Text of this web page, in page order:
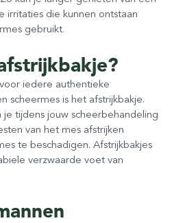
irritaties die kunnen ontstaan
gebruikt.
iedere authentieke
scheermes is het afstrijkbakje.
je tijdens jouw scheerbehandeling
van het mes afstrijken
te beschadigen. Afstrijkbakjes
verzwaarde voet van